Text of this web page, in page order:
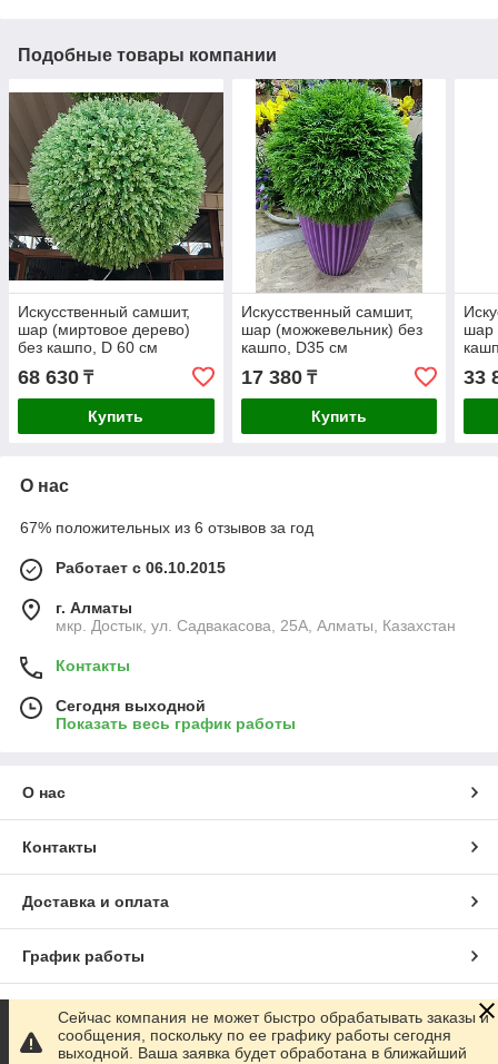
Подобные товары компании
Искусственный самшит,
шар (миртовое дерево)
без кашпо, D 60 см
68 630 ₸
Купить
Искусственный самшит,
шар (можжевельник) без
кашпо, D35 см
17 380₸
Купить
шар
33
О нас
67% положительных из 6 отзывов за год
Работает с 06.10.2015
г. Алматы
мкр. Достык, ул. Садвакасова, 25А, Алматы, Казахстан
Контакты
Сегодня выходной
Показать весь график работы
О нас
Контакты
Доставка и оплата
График работы
Полная версия сайта
Сейчас компания не может быстро обрабатывать заказы и
сообщения, поскольку по ее графику работы сегодня
выходной. Ваша заявка будет обработана в ближайший